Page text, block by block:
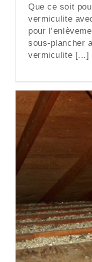
Que ce soit
vermiculite
pour
sous-plancher
vermiculite [...]